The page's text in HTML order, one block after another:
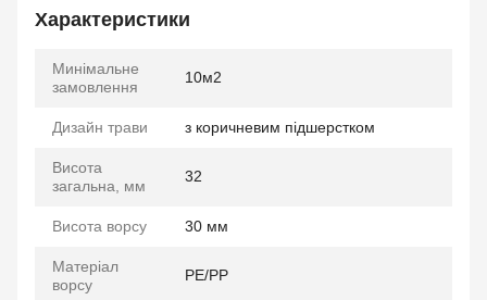
Характеристики
Минімальне
замовлення
10м2
Дизайн трави з коричневим підшерстком
Висота
загальна, мм
32
Висота ворсу 30 мм
Матеріал
ворсу
PE/PP